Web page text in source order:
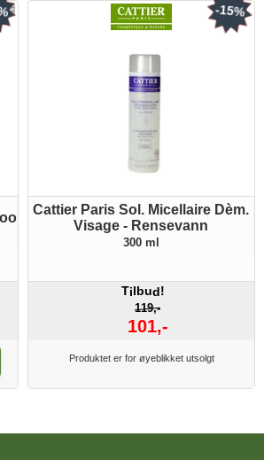
Cattier Paris Sol. Micellaire Dèm.
Visage - Rensevann
300 ml
Tilbud!
119,-
101,-
-15%
Produktet er for øyeblikket utsolgt